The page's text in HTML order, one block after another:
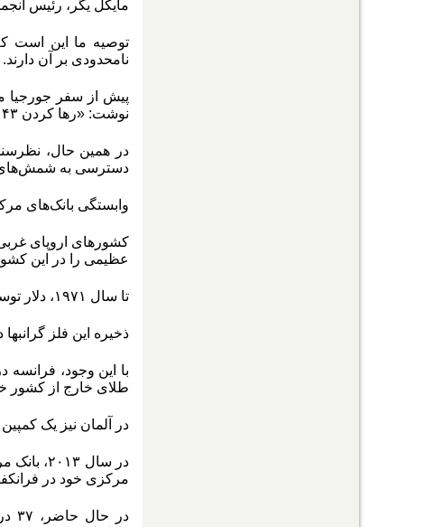
مایکل یگر، رئیس
توصیه ما این است
نامحدودی بر آن دارند.
پیش از سفر جورجیا
نوشت: «رها کردن ۴۳‌ درصد از ذخایر طلای ایتالیا در آمریکا تحت دولت غیرقابل اعتماد ترامپ برای منافع ملی بسیار خطرناک است.»
دسترسی به شمش‌‌‌های
وابستگی بانک‌های
کشورهای اروپای
عظیمی را در این کشور
تا سال ۱۹۷۱، دلار توسط بانک مرکزی ایالات متحده تحت سیستم نرخ ارز ثابت برتون وودز به طلا تبدیل می‌‌‌شد.
ذخیره این فلز
طلای خارج از کشور
در آلمان نیز یک کمپین مردمی
مرکزی خود در فرانکفورت